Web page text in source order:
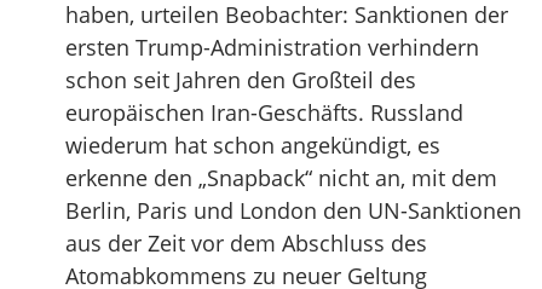
haben, urteilen Beobachter: Sanktionen der
ersten Trump-Administration verhindern
schon seit Jahren den Großteil des
europäischen Iran-Geschäfts. Russland
wiederum hat schon angekündigt, es
erkenne den „Snapback“ nicht an, mit dem
Berlin, Paris und London den UN-Sanktionen
aus der Zeit vor dem Abschluss des
Atomabkommens zu neuer Geltung